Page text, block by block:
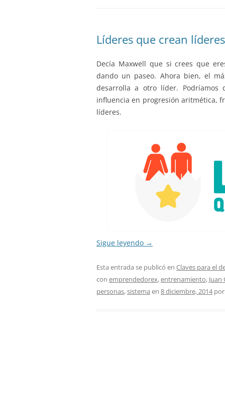
Líderes que crean
Decía Maxwell que si crees que
dando un paseo. Ahora bien, el
desarrolla a otro líder. Podríamos
influencia en progresión aritmética,
líderes.
Sigue leyendo →
Esta entrada se publicó en Claves para el
con emprendedorex,entrenamiento, Juan
personas,sistema en 8 diciembre, 2014por